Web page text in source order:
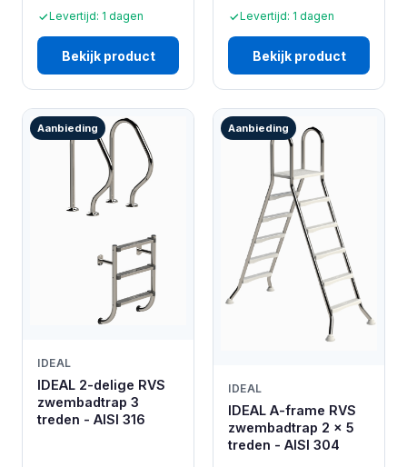
Levertijd: 1 dagen
Bekijk product
Levertijd: 1 dagen
Bekijk product
Aanbieding
IDEAL
IDEAL 2-delige RVS
zwembadtrap 3
treden - AISI 316
Aanbieding
IDEAL
IDEAL A-frame RVS
zwembadtrap 2 x 5
treden - AISI 304